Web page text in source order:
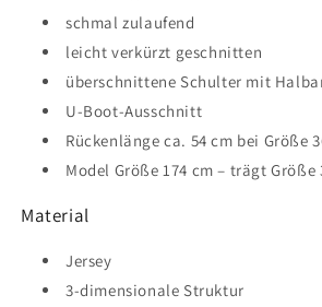
schmal zulaufend
leicht verkürzt geschnitten
überschnittene Schulter mit
U-Boot-Ausschnitt
Rückenlänge ca. 54 cm bei Größe
Model Größe 174 cm – trägt Größe
Material
Jersey
3-dimensionale Struktur